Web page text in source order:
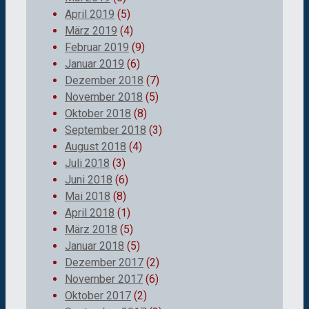
April 2019 (5)
März 2019 (4)
Februar 2019 (9)
Januar 2019 (6)
Dezember 2018 (7)
November 2018 (5)
Oktober 2018 (8)
September 2018 (3)
August 2018 (4)
Juli 2018 (3)
Juni 2018 (6)
Mai 2018 (8)
April 2018 (1)
März 2018 (5)
Januar 2018 (5)
Dezember 2017 (2)
November 2017 (6)
Oktober 2017 (2)